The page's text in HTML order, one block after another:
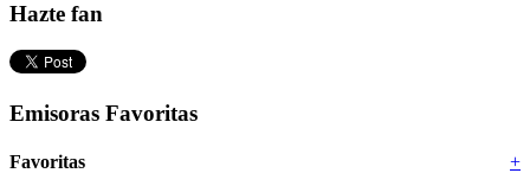
Hazte fan
Emisoras Favoritas
+
Favoritas